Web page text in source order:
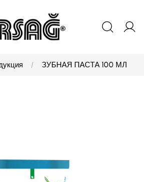
ЗУБНАЯ ПАСТА 100 МЛ